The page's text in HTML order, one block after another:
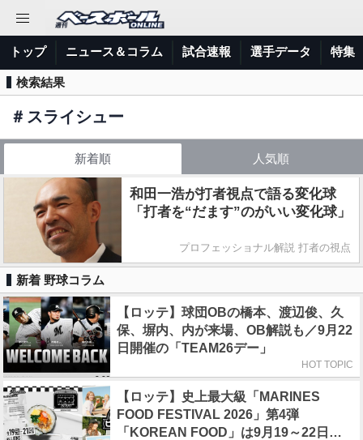
トップ ニュース＆コラム 試合速報 選手データ 特集
検索結果
＃ スライシュー
新着順 人気順
和田一浩が打者視点で語る変化球
「打者を“だます”のがいい変化球」
プロフェッショナル解説 打者の視点
新着 野球コラム
【ロッテ】球団OBの橋本、渡辺俊、久
保、塀内、内が来場、OB解説も／9月22
日開催の「TEAM26デー」
HOT TOPIC
【ロッテ】史上最大級「MARINES
FOOD FESTIVAL 2026」第4弾
「KOREAN FOOD」は9月19～22日／